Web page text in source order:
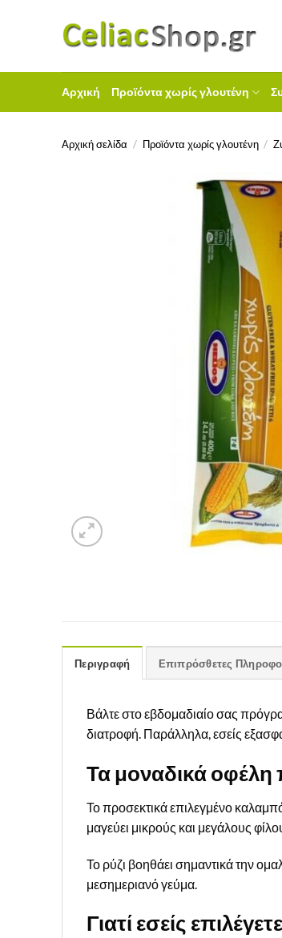
περιεχόμενο
Αρχική Προϊόντα χωρίς γλουτένη
Αρχική σελίδα / Προϊόντα χωρίς γλουτένη /
Περιγραφή Επιπρόσθετες
Βάλτε στο εβδομαδιαίο σας
διατροφή. Παράλληλα, εσείς
Τα μοναδικά οφέλη
Το προσεκτικά επιλεγμένο
μαγεύει μικρούς και μεγάλους
Το ρύζι βοηθάει σημαντικά την
μεσημεριανό γεύμα.
Γιατί εσείς